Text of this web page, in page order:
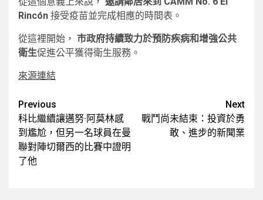
Rincón 接受疫苗並完成相應的時間表。
從這裡開始， 市政府持續致力於預防疾病和增強公共
衛生促進公平獲得衛生服務。
來源連結
Post
navigation
Previous
科比繼續讓邁努·阿莫林感
到尷尬，但另一名球員在曼
聯對陣切爾西的比賽中證明
了他
Next
戰鬥尚未結束：投資於勇
敢、進步的新聞業